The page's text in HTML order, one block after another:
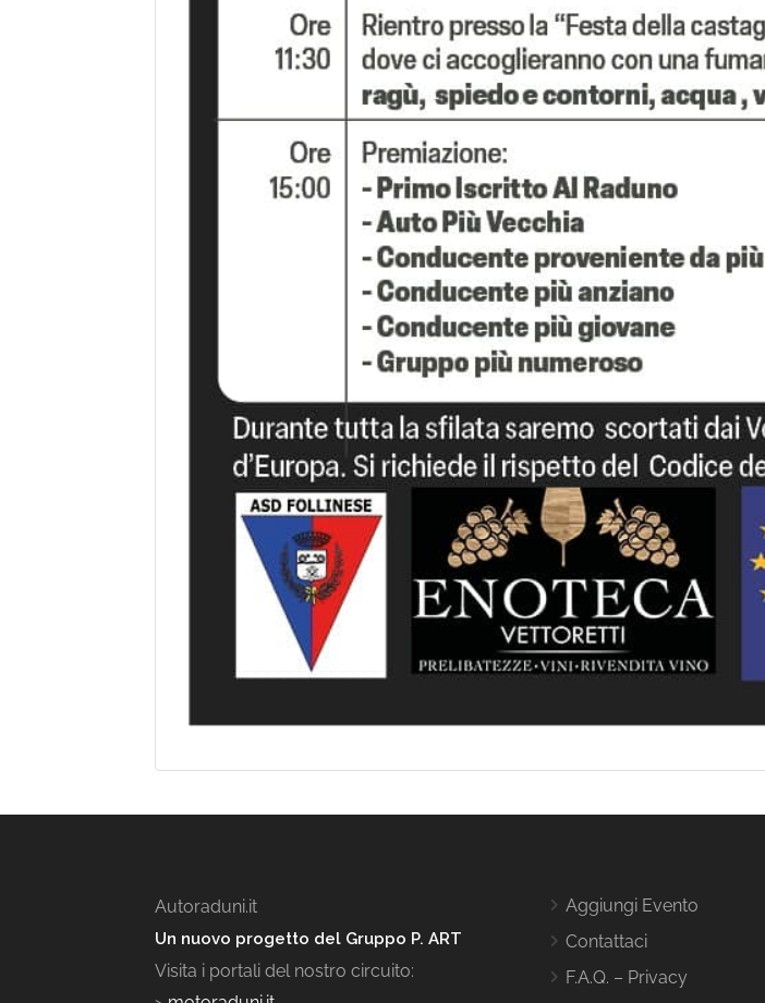
Autoraduni.it
Un nuovo progetto del Gruppo P. ART
Visita i portali del nostro circuito:
Aggiungi Evento
Contattaci
F.A.Q. – Privacy